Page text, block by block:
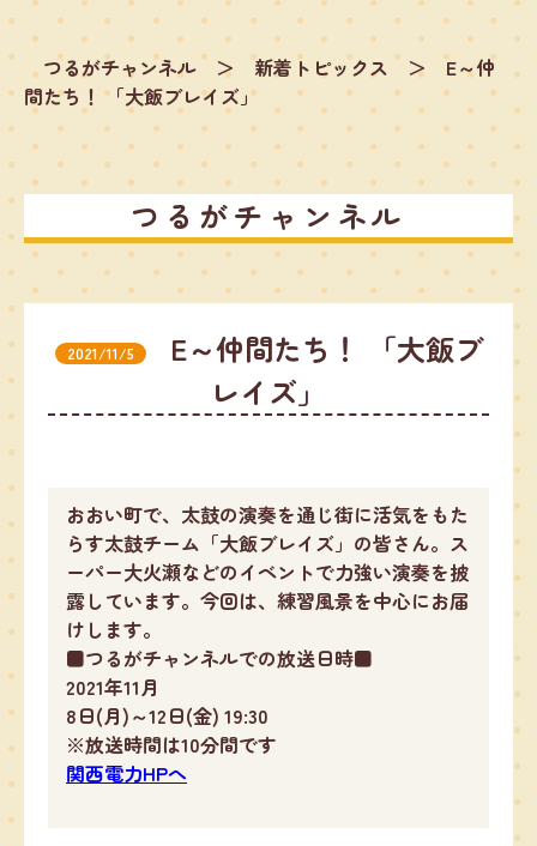
つるがチャンネル ＞ 新着トピックス ＞
E～仲
間たち！ 「大飯ブレイズ」
つるがチャンネル
2021/11/5
E～仲間たち！ 「大飯ブ
レイズ」
おおい町で、太鼓の演奏を通じ街に活気をもた
らす太鼓チーム「大飯ブレイズ」の皆さん。ス
ーパー大火瀬などのイベントで力強い演奏を披
露しています。今回は、練習風景を中心にお届
けします。
■つるがチャンネルでの放送日時■
2021年11月
8日(月)～12日(金) 19:30
※放送時間は10分間です
関西電力HPへ